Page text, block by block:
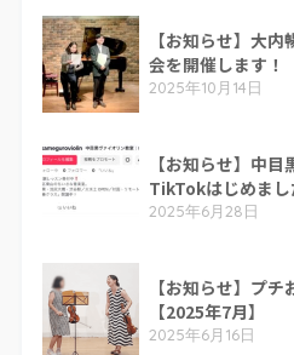
【お知らせ】大
会を開催します！
2025年10月14日
【お知らせ】中目
TikTokはじめまし
2025年6月28日
【お知らせ】プ
【2025年7月】
2025年6月16日